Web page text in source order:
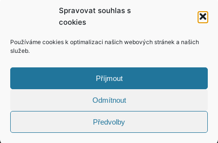
Spravovat souhlas s
cookies
Používáme cookies k optimalizaci našich webových stránek a našich
služeb.
Příjmout
Odmítnout
Předvolby
KONTAKT
Copyright © 2026 VIP Bulvár, All Rights
Reserved